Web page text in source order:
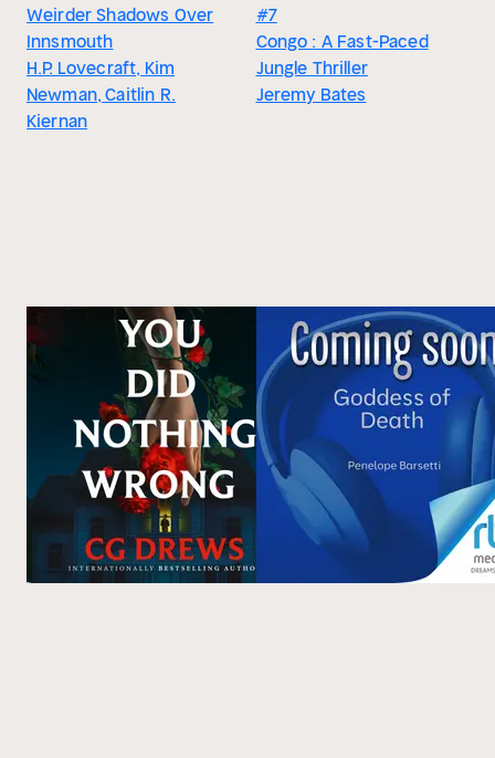
Weirder Shadows Over
Innsmouth
H.P. Lovecraft, Kim
Newman, Caitlin R.
Kiernan
#7
Congo : A Fast-Paced
Jungle Thriller
Jeremy Bates